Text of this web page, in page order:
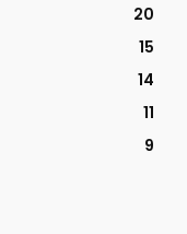
20
15
14
11
9